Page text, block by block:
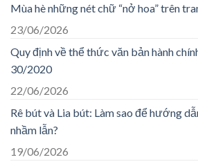
Mùa hè những nét chữ “nở hoa” trên
23/06/2026
Quy định về thể thức văn bản hành
30/2020
22/06/2026
Rê bút và Lia bút: Làm sao để hướng
nhầm lẫn?
19/06/2026